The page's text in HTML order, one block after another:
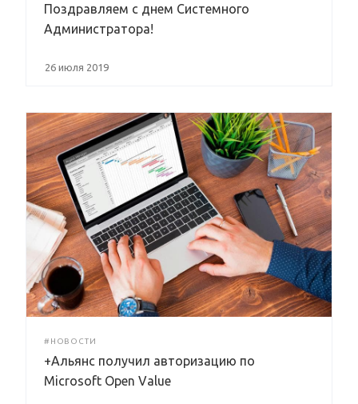
Поздравляем с днем Системного
Администратора!
26 июля 2019
#НОВОСТИ
+Альянс получил авторизацию по
Microsoft Open Value